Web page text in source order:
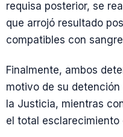
requisa posterior, se
que arrojó resultado
compatibles con
Finalmente, ambos
motivo de su
la Justicia, mientras
el total esclarecimiento